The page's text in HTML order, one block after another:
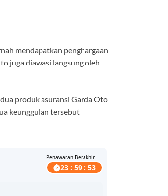
mendapatkan penghargaan
juga diawasi langsung oleh
produk asuransi Garda Oto
keunggulan tersebut